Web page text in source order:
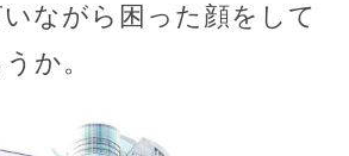
ながら困った顔をして
か。